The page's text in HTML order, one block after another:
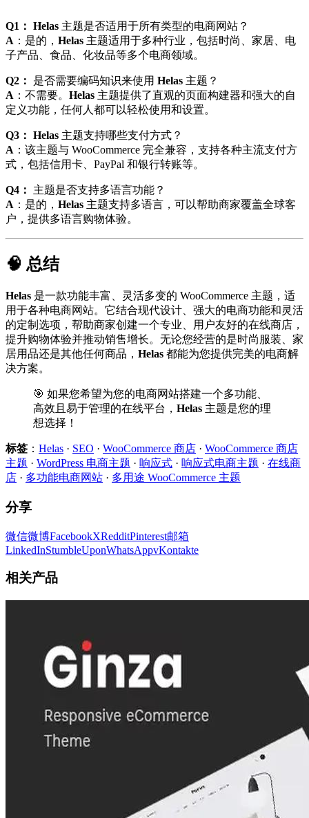
Q1： Helas 主题是否适用于所有类型的电商网站？
A ：是的， Helas 主题适用于多种行业，包括时尚、家居、电
子产品、食品、化妆品等多个电商领域。
Q2： 是否需要编码知识来使用 Helas 主题？
A ：不需要。 Helas 主题提供了直观的页面构建器和强大的自
定义功能，任何人都可以轻松使用和设置。
Q3： Helas 主题支持哪些支付方式？
A ：该主题与 WooCommerce 完全兼容，支持各种主流支付方
式，包括信用卡、PayPal 和银行转账等。
Q4：
主题是否支持多语言功能？
A ：是的， Helas 主题支持多语言，可以帮助商家覆盖全球客
户，提供多语言购物体验。
🧠 总结
Helas 是一款功能丰富、灵活多变的 WooCommerce 主题，适
用于各种电商网站。它结合现代设计、强大的电商功能和灵活
的定制选项，帮助商家创建一个专业、用户友好的在线商店，
提升购物体验并推动销售增长。无论您经营的是时尚服装、家
居用品还是其他任何商品， Helas 都能为您提供完美的电商解
决方案。
🎯 如果您希望为您的电商网站搭建一个多功能、
高效且易于管理的在线平台， Helas 主题是您的理
想选择！
标签 ： Helas · SEO · WooCommerce 商店 · WooCommerce 商店
主题 · WordPress 电商主题 · 响应式 · 响应式电商主题 · 在线商
店 · 多功能电商网站 · 多用途 WooCommerce 主题
分享
微信微博FacebookXRedditPinterest邮箱
LinkedInStumbleUponWhatsAppvKontakte
相关产品